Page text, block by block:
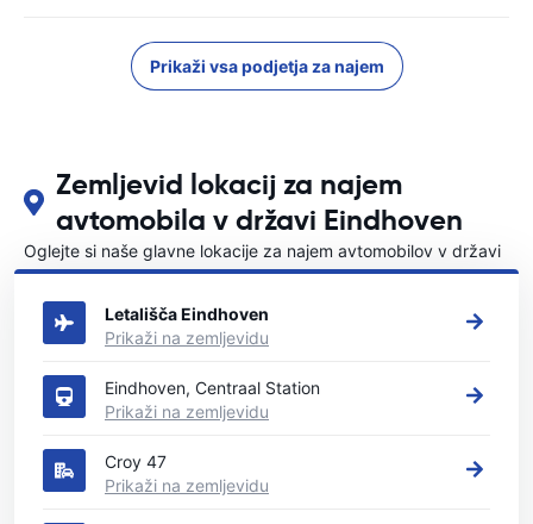
Prikaži vsa podjetja za najem
Zemljevid lokacij za najem
avtomobila v državi Eindhoven
Oglejte si naše glavne lokacije za najem avtomobilov v državi
Eindhoven
Letališča Eindhoven
Prikaži na zemljevidu
Eindhoven, Centraal Station
Prikaži na zemljevidu
Croy 47
Prikaži na zemljevidu